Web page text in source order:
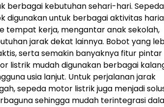
berbagai kebutuhan sehari-hari. Sepeda
digunakan untuk berbagai aktivitas
tempat kerja, mengantar anak sekolah,
jarak dekat lainnya. Bobot yang
serta semakin banyaknya fitur pintar
listrik mudah digunakan berbagai
usia lanjut. Untuk perjalanan jarak
sepeda motor listrik juga menjadi
sehingga mudah terintegrasi